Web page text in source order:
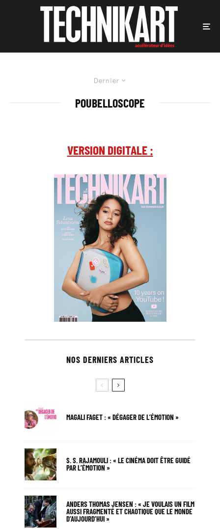
Dernier
POUBELLOSCOPE
VERSION DIGITALE :
NOS DERNIERS ARTICLES
MAGALI FAGET : « DÉGAGER DE L’ÉMOTION »
S. S. RAJAMOULI : « LE CINÉMA DOIT ÊTRE GUIDÉ
PAR L’ÉMOTION »
ANDERS THOMAS JENSEN : « JE VOULAIS UN FILM
AUSSI FRAGMENTÉ ET CHAOTIQUE QUE LE MONDE
D’AUJOURD’HUI »